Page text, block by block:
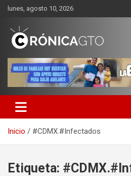
Saltar
contenido
lunes, agosto 10, 2026
CRONICA
Inicio #CDMX.#Infectados
Etiqueta: